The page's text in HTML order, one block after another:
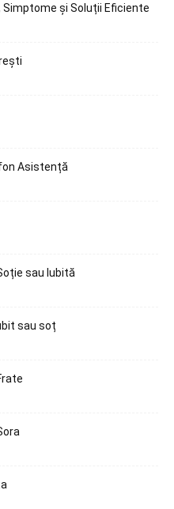
Simptome și Soluții Eficiente
Asistență
sau Iubită
sau soț